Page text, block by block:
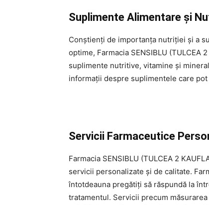
Suplimente Alimentare și
Conștienți de importanța nutriției și a
optime, Farmacia SENSIBLU (TULCEA
suplimente nutritive, vitamine și
informații despre suplimentele care
Servicii Farmaceutice
Farmacia SENSIBLU (TULCEA 2
servicii personalizate și de calitate.
întotdeauna pregătiți să răspundă la
tratamentul. Servicii precum